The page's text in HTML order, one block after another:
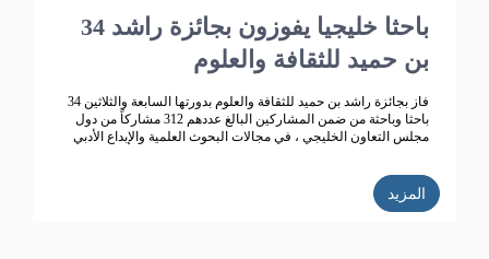
34 باحثا خليجيا يفوزون بجائزة راشد
بن حميد للثقافة والعلوم
فاز بجائزة راشد بن حميد للثقافة والعلوم بدورتها السابعة والثلاثين 34
باحثا وباحثة من ضمن المشاركين البالغ عددهم 312 مشاركاً من دول
مجلس التعاون الخليجي ، في مجالات البحوث العلمية والإبداع الأدبي
المزيد